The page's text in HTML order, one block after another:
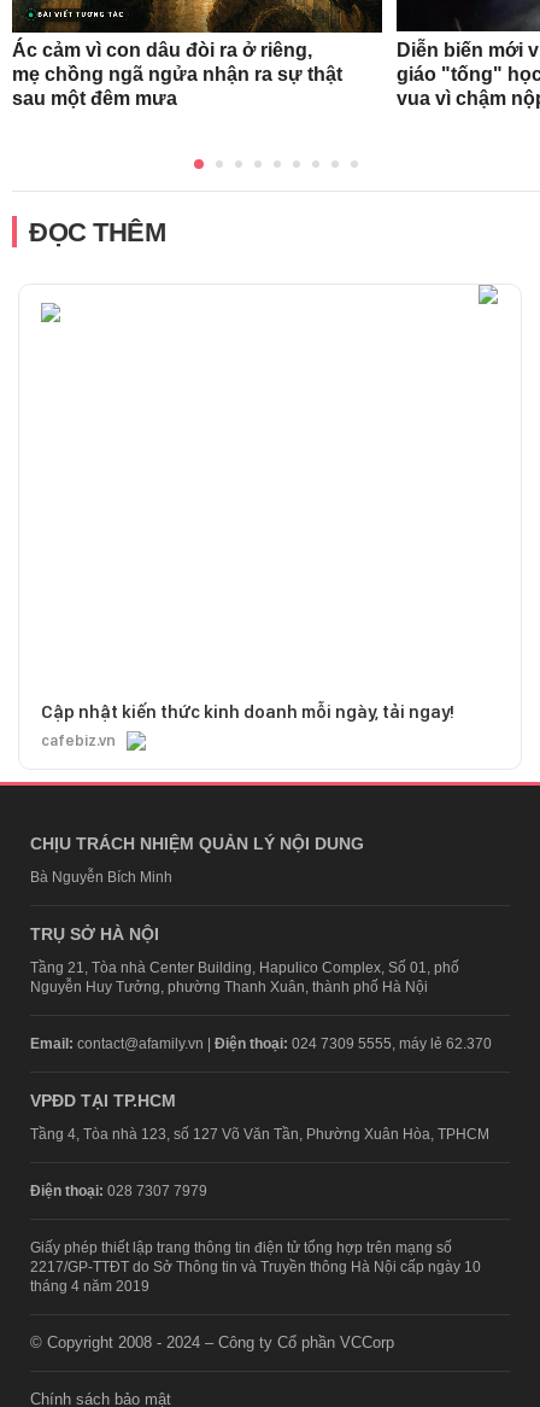
Ác cảm vì con dâu đòi ra ở riêng,
mẹ chồng ngã ngửa nhận ra sự thật
sau một đêm mưa
Diễn biến mới
giáo "tống"
vua vì chậm
ĐỌC THÊM
Cập nhật kiến thức kinh doanh mỗi ngày, tải ngay!
cafebiz.vn
CHỊU TRÁCH NHIỆM QUẢN LÝ NỘI DUNG
Bà Nguyễn Bích Minh
TRỤ SỞ HÀ NỘI
Tầng 21, Tòa nhà Center Building, Hapulico Complex, Số 01, phố
Nguyễn Huy Tưởng, phường Thanh Xuân, thành phố Hà Nội
Email: contact@afamily.vn | Điện thoại: 024 7309 5555, máy lẻ 62.370
VPĐD TẠI TP.HCM
Tầng 4, Tòa nhà 123, số 127 Võ Văn Tần, Phường Xuân Hòa, TPHCM
Điện thoại: 028 7307 7979
Giấy phép thiết lập trang thông tin điện tử tổng hợp trên mạng số
2217/GP-TTĐT do Sở Thông tin và Truyền thông Hà Nội cấp ngày 10
tháng 4 năm 2019
© Copyright 2008 - 2024 – Công ty Cổ phần VCCorp
Chính sách bảo mật